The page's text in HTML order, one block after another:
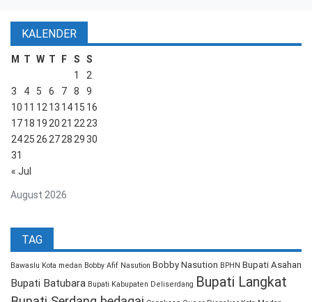
KALENDER
August 2026
M T W T F S S
« Jul
1
2
3
4 5 6 7 8
9
10 11 1213 1415 16
1718 192021 2223
24252627282930
31
TAG
Bawaslu Kota medan Bobby Afif Nasution Bobby Nasution BPHN Bupati Asahan
Bupati Batubara Bupati Kabupaten Deliserdang Bupati Langkat